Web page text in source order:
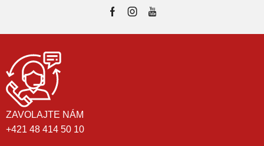
ZAVOLAJTE NÁM
+421 48 414 50 10